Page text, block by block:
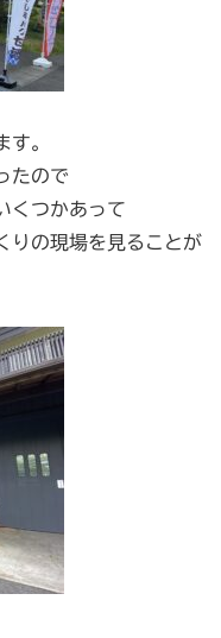
す。
たので
くつかあって
りの現場を見ることが